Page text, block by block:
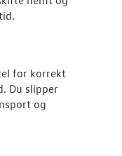
Volkswagen
for korrekt
Du slipper
og